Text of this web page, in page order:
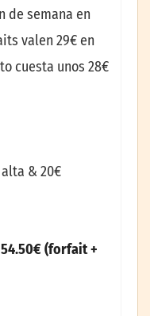
de semana en
valen 29€ en
cuesta unos 28€
& 20€
(forfait +